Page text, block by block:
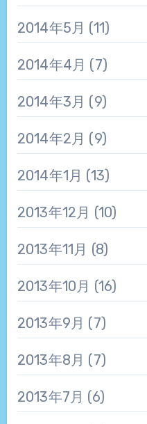
2014年5月 (11)
2014年4月 (7)
2014年3月 (9)
2014年2月 (9)
2014年1月 (13)
2013年12月 (10)
2013年11月 (8)
2013年10月 (16)
2013年9月 (7)
2013年8月 (7)
2013年7月 (6)